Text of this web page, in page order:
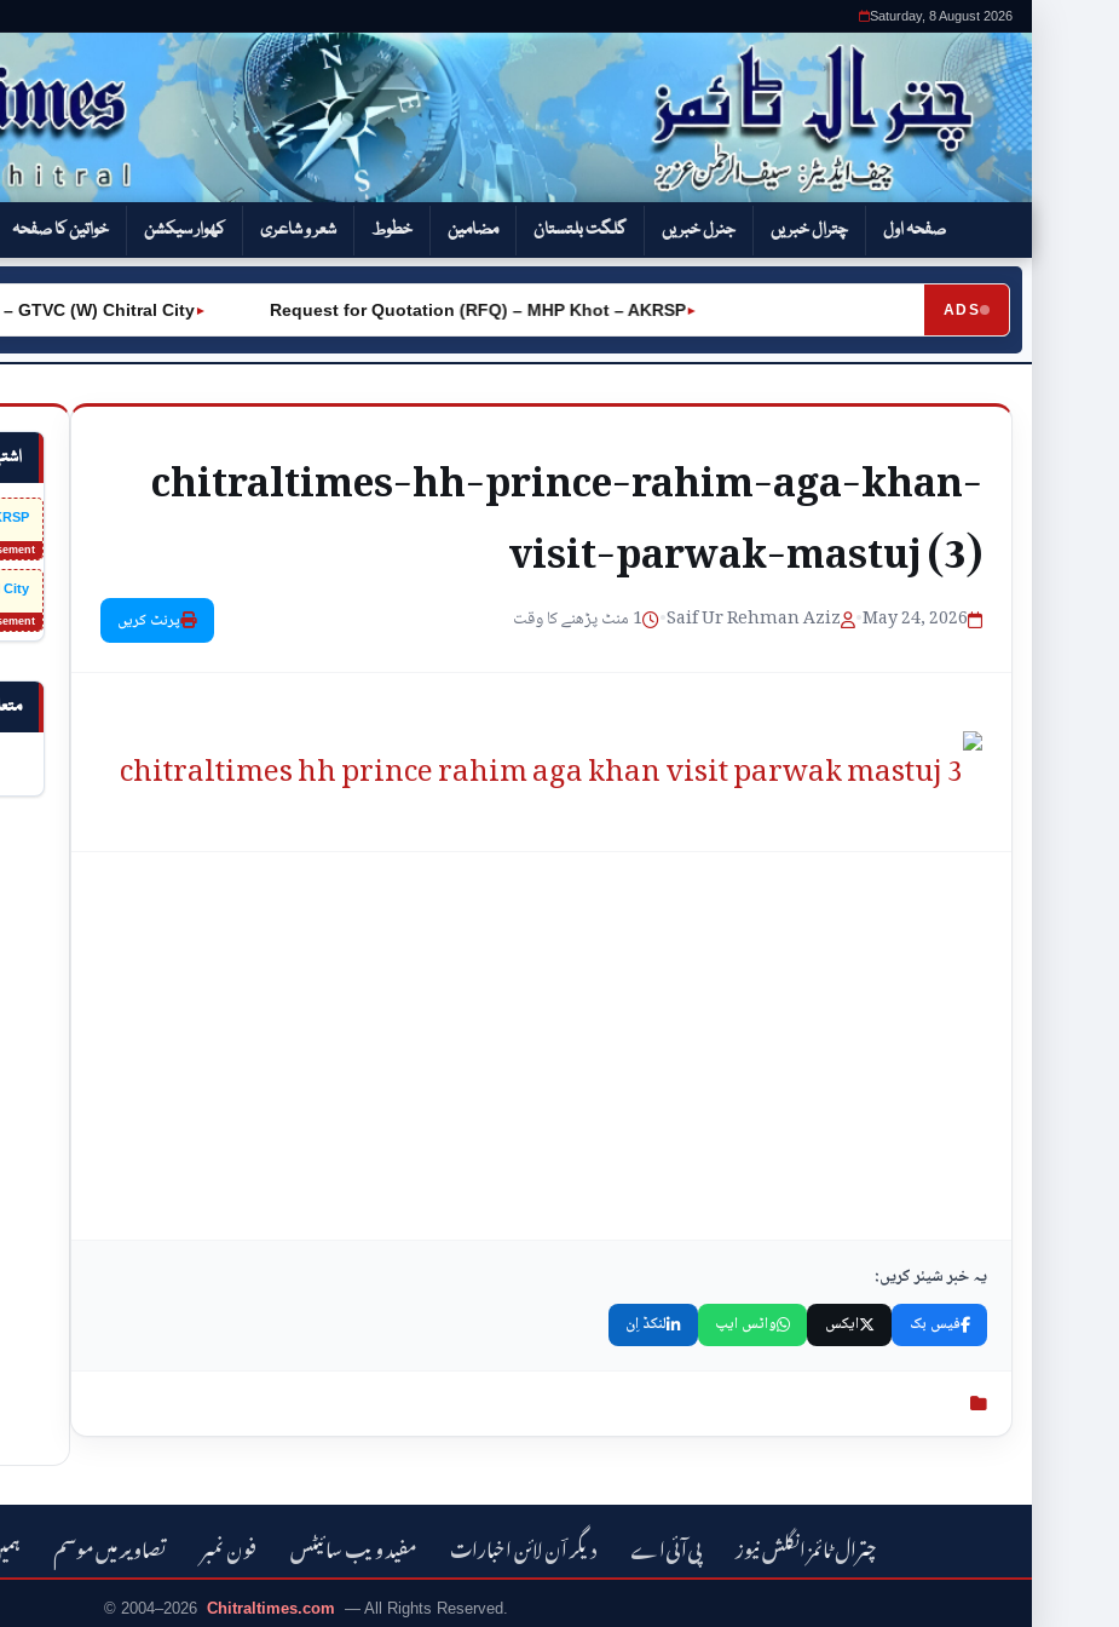
Saturday, 8 August 2026
صفحہ اول چترال خبریں جنرل خبریں گلگت بلتستان مضامین خطوط شعر و شاعری کھوار سیکشن‎ خواتین کا صفحہ
ADS
►
Request for Quotation (RFQ) – MHP Khot – AKRSP
►
(W) Chitral City
City
chitraltimes-hh-prince-rahim-aga-khan-
visit-parwak-mastuj (3)
May 24, 2026
•
Saif Ur Rehman Aziz
• 1 منٹ پڑھنے کا وقت پرنٹ کریں
یہ خبر شیئر کریں:
فیس بک ایکس واٹس ایپ لنکڈ اِن
تصاویر میں موسم فون نمبر مفید ویب سائیٹس دیگر اؔن لائن اخبارات پی‌آئی‌اے‎ چترال ٹائمز انگلش نیوز
© 2004–2026 Chitraltimes.com — All Rights Reserved.